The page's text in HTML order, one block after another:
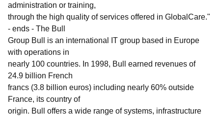
administration or training,
through the high quality of services offered in GlobalCare."
- ends - The Bull
Group Bull is an international IT group based in Europe
with operations in
nearly 100 countries. In 1998, Bull earned revenues of
24.9 billion French
francs (3.8 billion euros) including nearly 60% outside
France, its country of
origin. Bull offers a wide range of systems, infrastructure